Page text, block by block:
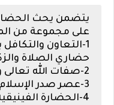
يتضمن يحث
على مجموعة من
1-التعاون
حضاري الصلاة
2-صفات الله تعالى وأثرها في بناء العقل البشري.
3-عصر صدر الإسلام وأثره في السلوك الحضاري.
4-الحضارة